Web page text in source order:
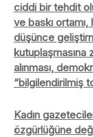
ciddi bir tehdit
ve baskı
düşünce
kutuplaşmasına
alınması,
“bilgilendirilmiş
Kadın
özgürlüğüne